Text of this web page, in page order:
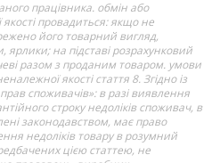
працівника. обмін або
провадиться: якщо не
його товарний вигляд,
ярлики; на підставі розрахунковий
разом з проданим товаром. умови
якості стаття 8. Згідно із
споживачів»: в разі виявлення
строку недоліків споживач, в
законодавством, має право
недоліків товару в розумний
цією статтею, не